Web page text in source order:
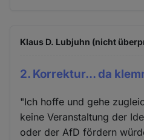
Klaus D. Lubjuhn (nicht
2. Korrektur... da
"Ich hoffe und gehe
keine Veranstaltung der
oder der AfD fördern